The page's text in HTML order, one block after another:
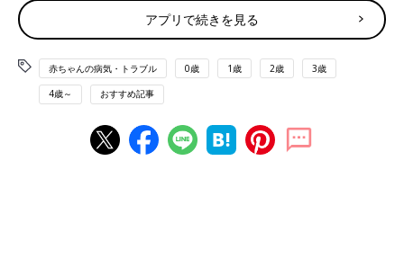
長 露崎悠先生に、アンジェルマン症候群につ
いて聞きました。
兄弟の次男
アプリで続きを見る
赤ちゃんの病気・トラブル 0歳 1歳 2歳 3歳
4歳～ おすすめ記事